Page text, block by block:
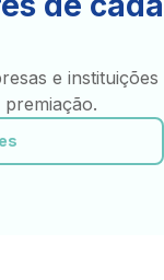
e instituições